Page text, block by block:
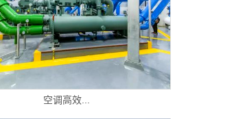
空调高效...